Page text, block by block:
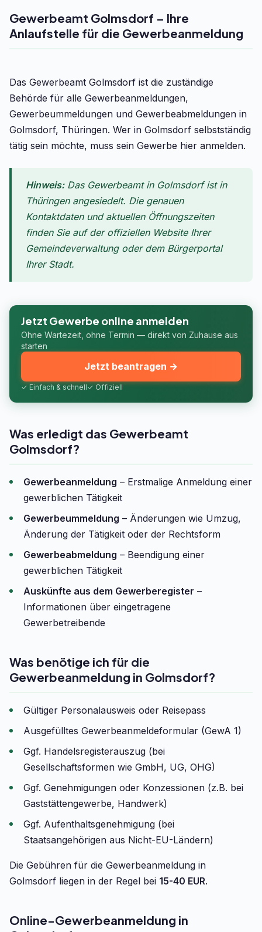
Gewerbeamt Golmsdorf – Ihre
Anlaufstelle für die Gewerbeanmeldung
Das Gewerbeamt Golmsdorf ist die zuständige
Behörde für alle Gewerbeanmeldungen,
Gewerbeummeldungen und Gewerbeabmeldungen in
Golmsdorf, Thüringen. Wer in Golmsdorf selbstständig
tätig sein möchte, muss sein Gewerbe hier anmelden.
Hinweis:Das Gewerbeamt in Golmsdorf ist in
Thüringen angesiedelt. Die genauen
Kontaktdaten und aktuellen Öffnungszeiten
finden Sie auf der offiziellen Website Ihrer
Gemeindeverwaltung oder dem Bürgerportal
Ihrer Stadt.
Jetzt Gewerbe online anmelden
Ohne Wartezeit, ohne Termin — direkt von Zuhause aus
starten
✓ Einfach & schnell✓ Offiziell
Jetzt beantragen →
Was erledigt das Gewerbeamt
Golmsdorf?
Gewerbeanmeldung – Erstmalige Anmeldung einer
gewerblichen Tätigkeit
Gewerbeummeldung – Änderungen wie Umzug,
Änderung der Tätigkeit oder der Rechtsform
Gewerbeabmeldung – Beendigung einer
gewerblichen Tätigkeit
Auskünfte aus dem Gewerberegister –
Informationen über eingetragene
Gewerbetreibende
Was benötige ich für die
Gewerbeanmeldung in Golmsdorf?
Gültiger Personalausweis oder Reisepass
Ausgefülltes Gewerbeanmeldeformular (GewA 1)
Ggf. Handelsregisterauszug (bei
Gesellschaftsformen wie GmbH, UG, OHG)
Ggf. Genehmigungen oder Konzessionen (z.B. bei
Gaststättengewerbe, Handwerk)
Ggf. Aufenthaltsgenehmigung (bei
Staatsangehörigen aus Nicht-EU-Ländern)
Die Gebühren für die Gewerbeanmeldung in
Golmsdorf liegen in der Regel bei 15-40 EUR.
Online-Gewerbeanmeldung in